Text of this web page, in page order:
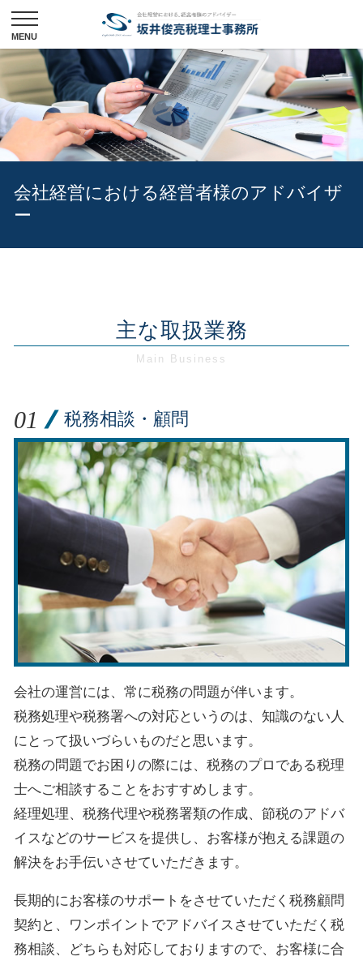
会社経営における経営者様のアドバイザ
ー
主な取扱業務
税務相談・顧問
会社の運営には、常に税務の問題が伴います。
税務処理や税務署への対応というのは、知識のない人
にとって扱いづらいものだと思います。
税務の問題でお困りの際には、税務のプロである税理
士へご相談することをおすすめします。
経理処理、税務代理や税務署類の作成、節税のアドバ
イスなどのサービスを提供し、お客様が抱える課題の
解決をお手伝いさせていただきます。
長期的にお客様のサポートをさせていただく税務顧問
契約と、ワンポイントでアドバイスさせていただく税
務相談、どちらも対応しておりますので、お客様に合